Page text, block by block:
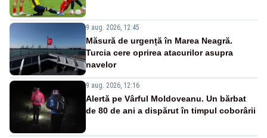
9 aug. 2026, 12:45
Măsură de urgență în Marea Neagră.
Turcia cere oprirea atacurilor asupra
navelor
9 aug. 2026, 12:16
Alertă pe Vârful Moldoveanu. Un bărbat
de 80 de ani a dispărut în timpul coborârii